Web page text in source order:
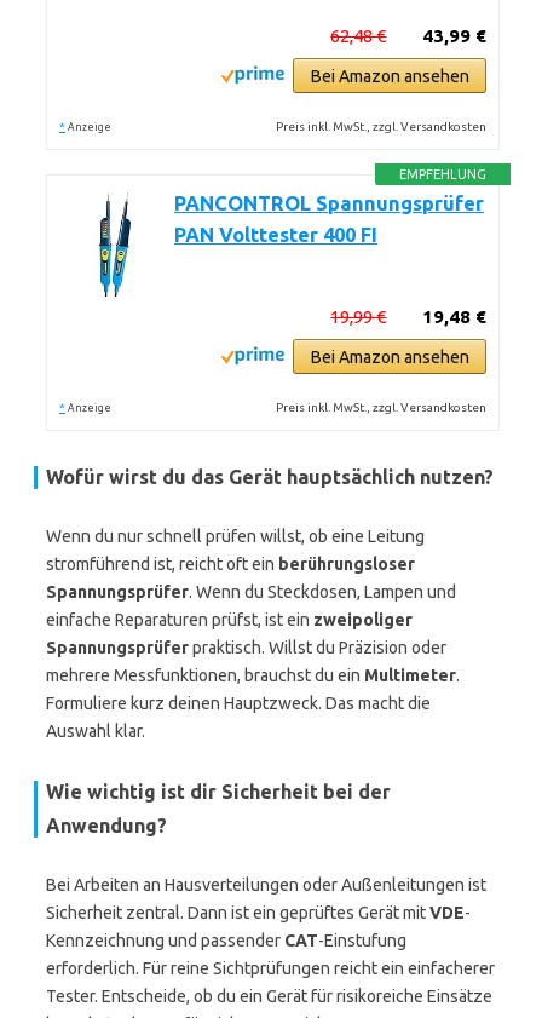
43,99 €
62,48 €
Bei Amazon ansehen
* Anzeige Preis inkl. MwSt., zzgl. Versandkosten
EMPFEHLUNG
PANCONTROL Spannungsprüfer
PAN Volttester 400 FI
19,48 €
19,99 €
Bei Amazon ansehen
* Anzeige Preis inkl. MwSt., zzgl. Versandkosten
Wofür wirst du das Gerät hauptsächlich nutzen?
Wenn du nur schnell prüfen willst, ob eine Leitung
stromführend ist, reicht oft ein berührungsloser
Spannungsprüfer. Wenn du Steckdosen, Lampen und
einfache Reparaturen prüfst, ist ein zweipoliger
Spannungsprüferpraktisch. Willst du Präzision oder
mehrere Messfunktionen, brauchst du ein Multimeter.
Formuliere kurz deinen Hauptzweck. Das macht die
Auswahl klar.
Wie wichtig ist dir Sicherheit bei der
Anwendung?
Bei Arbeiten an Hausverteilungen oder Außenleitungen ist
Sicherheit zentral. Dann ist ein geprüftes Gerät mitVDE-
Kennzeichnung und passender CAT-Einstufung
erforderlich. Für reine Sichtprüfungen reicht ein einfacherer
Tester. Entscheide, ob du ein Gerät für risikoreiche Einsätze